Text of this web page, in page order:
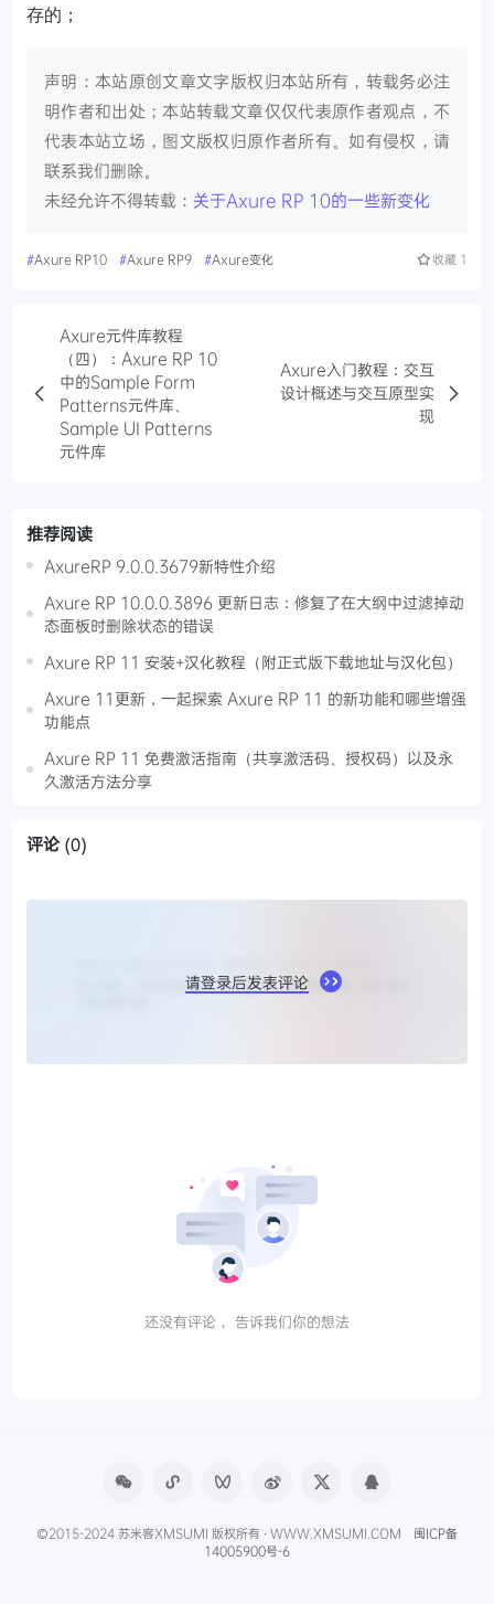
存的；
声明：本站原创文章文字版权归本站所有，转载务必注
明作者和出处；本站转载文章仅仅代表原作者观点，不
代表本站立场，图文版权归原作者所有。如有侵权，请
联系我们删除。
未经允许不得转载： 关于Axure RP 10的一些新变化
#Axure RP10 #Axure RP9 #Axure变化 收藏 1
Axure元件库教程
（四）：Axure RP 10
中的Sample Form
Patterns元件库、
Sample UI Patterns
元件库
Axure入门教程：交互
设计概述与交互原型实
现
推荐阅读
AxureRP 9.0.0.3679新特性介绍
Axure RP 10.0.0.3896 更新日志：修复了在大纲中过滤掉动
态面板时删除状态的错误
Axure RP 11 安装+汉化教程（附正式版下载地址与汉化包）
Axure 11更新，一起探索 Axure RP 11 的新功能和哪些增强
功能点
Axure RP 11 免费激活指南（共享激活码、授权码）以及永
久激活方法分享
评论 (0)
请登录后发表评论
还没有评论， 告诉我们你的想法
©2015-2024 苏米客XMSUMI 版权所有 · WWW.XMSUMI.COM 闽ICP备
14005900号-6